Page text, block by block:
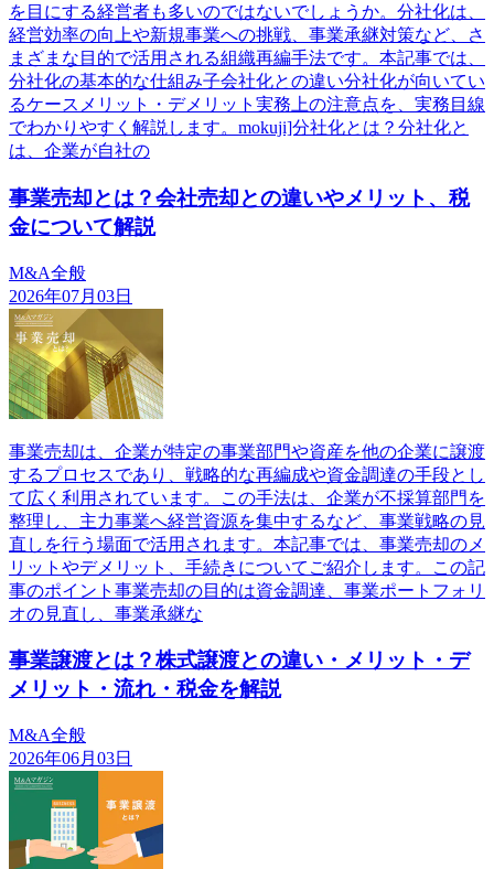
を目にする経営者も多いのではないでしょうか。分社化は、
経営効率の向上や新規事業への挑戦、事業承継対策など、さ
まざまな目的で活用される組織再編手法です。本記事では、
分社化の基本的な仕組み子会社化との違い分社化が向いてい
るケースメリット・デメリット実務上の注意点を、実務目線
でわかりやすく解説します。mokuji]分社化とは？分社化と
は、企業が自社の
事業売却とは？会社売却との違いやメリット、税
金について解説
M&A全般
2026年07月03日
事業売却は、企業が特定の事業部門や資産を他の企業に譲渡
するプロセスであり、戦略的な再編成や資金調達の手段とし
て広く利用されています。この手法は、企業が不採算部門を
整理し、主力事業へ経営資源を集中するなど、事業戦略の見
直しを行う場面で活用されます。本記事では、事業売却のメ
リットやデメリット、手続きについてご紹介します。この記
事のポイント事業売却の目的は資金調達、事業ポートフォリ
オの見直し、事業承継な
事業譲渡とは？株式譲渡との違い・メリット・デ
メリット・流れ・税金を解説
M&A全般
2026年06月03日